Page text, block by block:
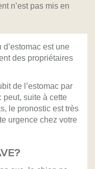
n’est pas mis en
est une
des propriétaires
de l’estomac par
peut, suite à cette
le pronostic est très
urgence chez votre